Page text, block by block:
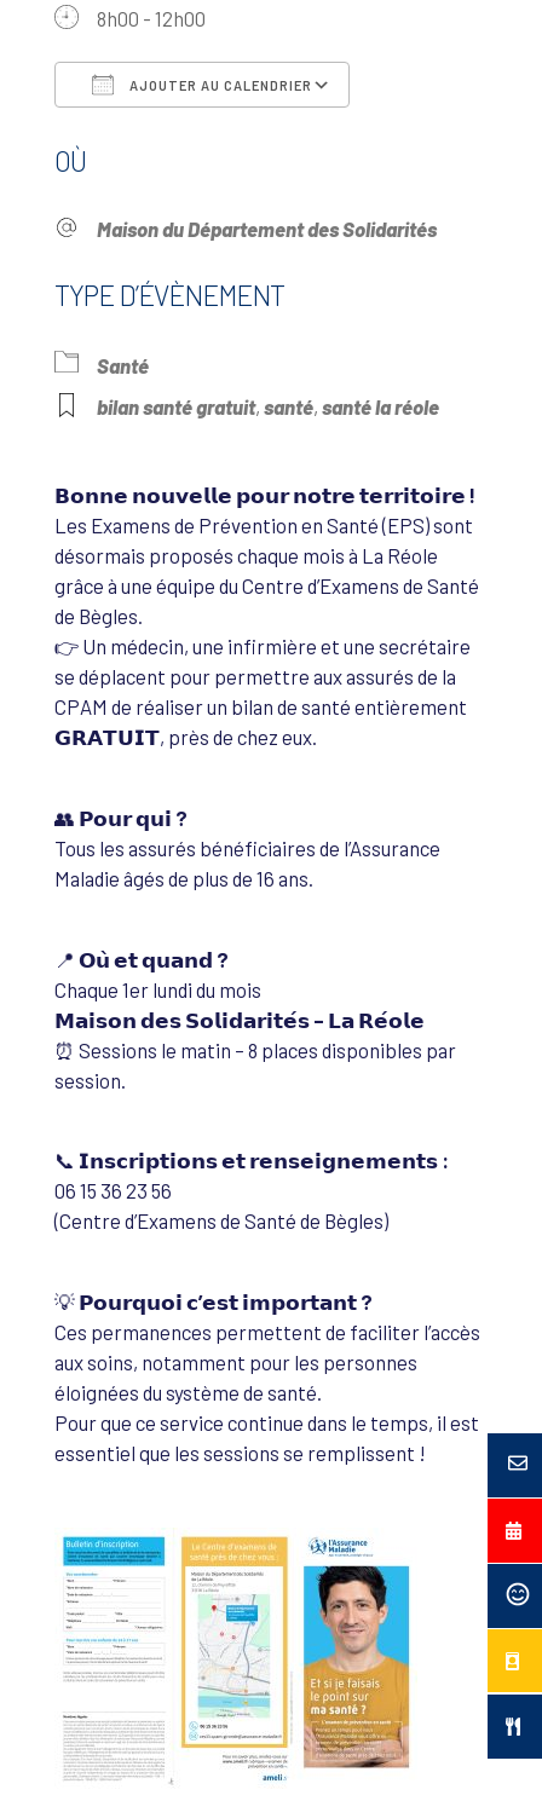
8h00 - 12h00
AJOUTER AU CALENDRIER
OÙ
Maison du Département des Solidarités
TYPE D’ÉVÈNEMENT
Santé
bilan santé gratuit, santé, santé la réole
𝗕𝗼𝗻𝗻𝗲 𝗻𝗼𝘂𝘃𝗲𝗹𝗹𝗲 𝗽𝗼𝘂𝗿 𝗻𝗼𝘁𝗿𝗲 𝘁𝗲𝗿𝗿𝗶𝘁𝗼𝗶𝗿𝗲 !
Les Examens de Prévention en Santé (EPS) sont
désormais proposés chaque mois à La Réole
grâce à une équipe du Centre d’Examens de Santé
de Bègles.
👉 Un médecin, une infirmière et une secrétaire
se déplacent pour permettre aux assurés de la
CPAM de réaliser un bilan de santé entièrement
𝗚𝗥𝗔𝗧𝗨𝗜𝗧, près de chez eux.
👥 𝗣𝗼𝘂𝗿 𝗾𝘂𝗶 ?
Tous les assurés bénéficiaires de l’Assurance
Maladie âgés de plus de 16 ans.
📍 𝗢𝘂̀ 𝗲𝘁 𝗾𝘂𝗮𝗻𝗱 ?
Chaque 1er lundi du mois
𝗠𝗮𝗶𝘀𝗼𝗻 𝗱𝗲𝘀 𝗦𝗼𝗹𝗶𝗱𝗮𝗿𝗶𝘁𝗲́𝘀 – 𝗟𝗮 𝗥𝗲́𝗼𝗹𝗲
⏰ Sessions le matin – 8 places disponibles par
session.
📞 𝗜𝗻𝘀𝗰𝗿𝗶𝗽𝘁𝗶𝗼𝗻𝘀 𝗲𝘁 𝗿𝗲𝗻𝘀𝗲𝗶𝗴𝗻𝗲𝗺𝗲𝗻𝘁𝘀 :
06 15 36 23 56
(Centre d’Examens de Santé de Bègles)
💡 𝗣𝗼𝘂𝗿𝗾𝘂𝗼𝗶 𝗰’𝗲𝘀𝘁 𝗶𝗺𝗽𝗼𝗿𝘁𝗮𝗻𝘁 ?
Ces permanences permettent de faciliter l’accès
aux soins, notamment pour les personnes
éloignées du système de santé.
Pour que ce service continue dans le temps, il est
essentiel que les sessions se remplissent !